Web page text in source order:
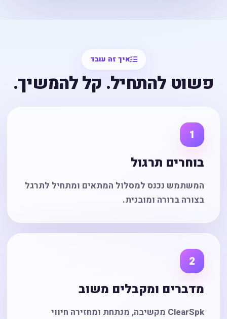
איך זה עובד
פשוט להתחיל. קל להמשיך.
1
בוחרים תרגול
המשתמש נכנס למסלול המתאים ומתחיל לתרגל
בצורה ברורה ומובנית.
2
מדברים ומקבלים משוב
ClearSpk מקשיבה, מנתחת ומחזירה חיווי